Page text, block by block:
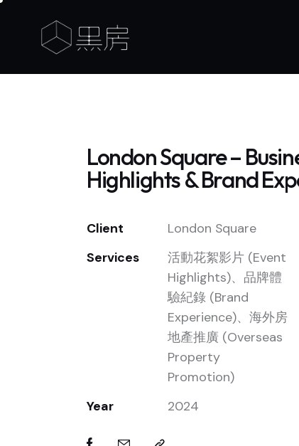
London Square –
Highlights & Brand
Client
London Square
Services
活動花絮影片 (Event
Highlights)、品牌體
驗紀錄 (Brand
Experience)、海外房
地產推廣 (Overseas
Property
Promotion)
Year
2024